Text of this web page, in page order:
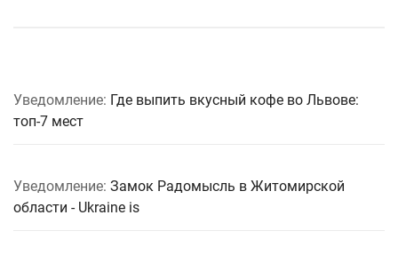
Уведомление: Где выпить вкусный кофе во Львове:
топ-7 мест
Уведомление: Замок Радомысль в Житомирской
области - Ukraine is